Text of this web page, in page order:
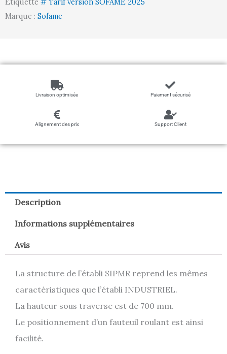
h784
Marque : Sofame
Livraison optimisée Paiement sécurisé
Alignement des prix Support Client
Description
Informations supplémentaires
Avis
La structure de l’établi SIPMR reprend les mêmes
caractéristiques que l’établi INDUSTRIEL.
La hauteur sous traverse est de 700 mm.
Le positionnement d’un fauteuil roulant est ainsi
facilité.